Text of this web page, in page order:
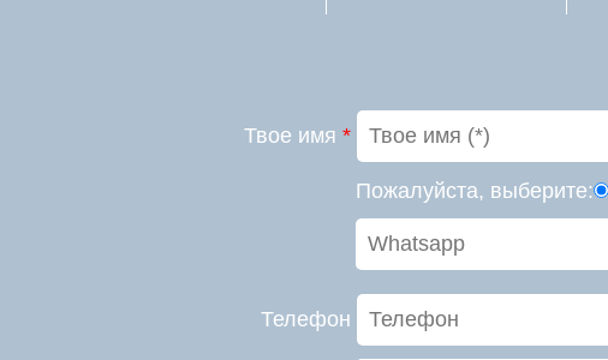
Твое имя *
Пожалуйста, выберите:
Телефон